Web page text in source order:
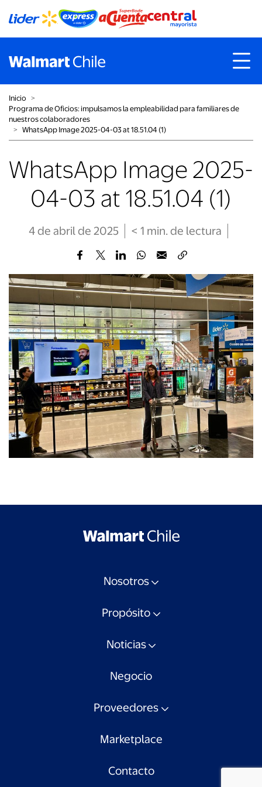
Inicio ˃
Programa de Oficios: impulsamos la empleabilidad para familiares de
nuestros colaboradores
˃ WhatsApp Image 2025-04-03 at 18.51.04 (1)
WhatsApp Image 2025-
04-03 at 18.51.04 (1)
4 de abril de 2025 < 1 min. de lectura
Nosotros
Propósito
Noticias
Negocio
Proveedores
Marketplace
Contacto